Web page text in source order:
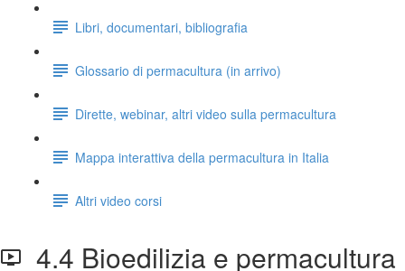
Libri, documentari, bibliografia
Glossario di permacultura (in arrivo)
Dirette, webinar, altri video sulla permacultura
Mappa interattiva della permacultura in Italia
Altri video corsi
4.4 Bioedilizia e permacultura